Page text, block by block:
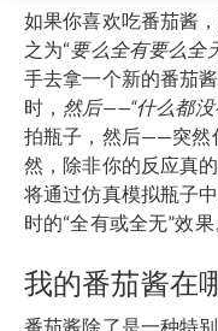
如果你喜欢吃番茄酱
之为“要么全有要么全
手去拿一个新的番茄
时， 然后——“什么都没
拍瓶子，然后——突然
然，除非你的反应真
将通过仿真模拟瓶子
时的“全有或全无”效果
我的番茄酱在
番茄酱除了是一种特